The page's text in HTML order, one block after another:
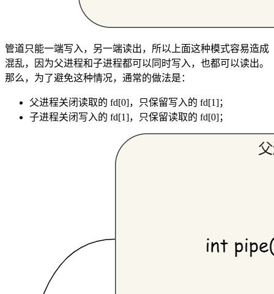
管道只能一端写入，另一端读出，所以上面这种模式容易造成
混乱，因为父进程和子进程都可以同时写入，也都可以读出。
那么，为了避免这种情况，通常的做法是：
父进程关闭读取的 fd[0]，只保留写入的 fd[1]；
子进程关闭写入的 fd[1]，只保留读取的 fd[0]；